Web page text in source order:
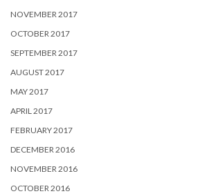
NOVEMBER 2017
OCTOBER 2017
SEPTEMBER 2017
AUGUST 2017
MAY 2017
APRIL 2017
FEBRUARY 2017
DECEMBER 2016
NOVEMBER 2016
OCTOBER 2016